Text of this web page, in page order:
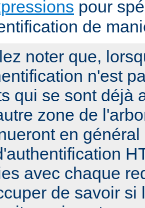
pour
de
noter que,
n'est
qui se sont déjà
zone de
en
avec chaque
de savoir si